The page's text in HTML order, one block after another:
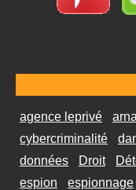
agence leprivé
cybercriminalité
données
Droit
espion
espionnage